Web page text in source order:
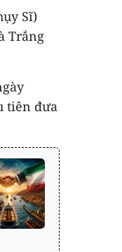
Sĩ)
Trắng
tiên đưa